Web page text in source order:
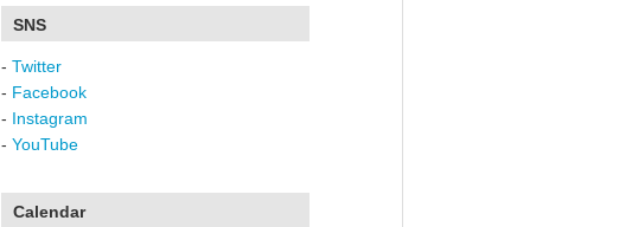
SNS
- Twitter
- Facebook
- Instagram
- YouTube
Calendar